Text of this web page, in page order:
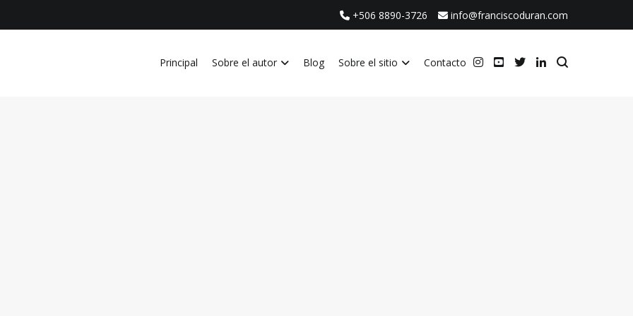
+506 8890-3726 info@franciscoduran.com
Principal Sobre el autor Blog Sobre el sitio Contacto